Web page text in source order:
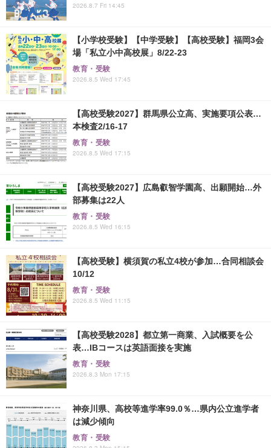
2026.8.7 Fri 14:45
【小学校受験】【中学受験】【高校受験】福岡3会
場「私立小中高校展」8/22-23
教育・受験
2026.8.5 Wed 17:45
【高校受験2027】群馬県公立高、実施要項公表…
本検査2/16-17
教育・受験
2026.8.5 Wed 17:15
【高校受験2027】広島叡智学園高、出願開始…外
部募集は22人
教育・受験
2026.8.5 Wed 16:15
【高校受験】横須賀の私立4校が参加…合同相談会
10/12
教育・受験
2026.8.5 Wed 11:15
【高校受験2028】都立第一商業、入試概要を公
表…IBコースは英語面接を実施
教育・受験
2026.8.3 Mon 17:15
神奈川県、高校等進学率99.0％…県内公立進学者
は減少傾向
教育・受験